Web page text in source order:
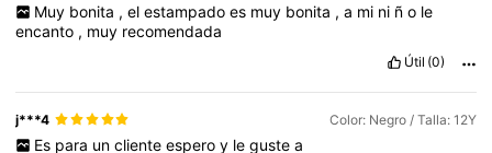
Muy bonita , el estampado es muy bonita , a mi ni ñ o le
encanto , muy recomendada
Útil (0)
j***4 Color: Negro / Talla: 12Y
Es para un cliente espero y le guste a